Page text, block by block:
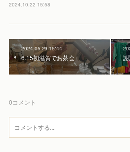
2024.10.22 15:58
2024.05.29 15:44
6.15初滋賀でお茶会
0コメント